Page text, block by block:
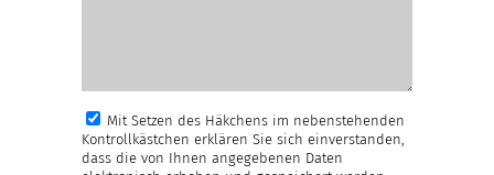
Mit Setzen des Häkchens im nebenstehenden
Kontrollkästchen erklären Sie sich einverstanden,
dass die von Ihnen angegebenen Daten